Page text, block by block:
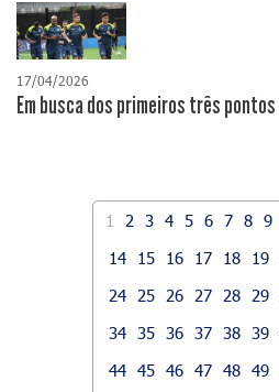
17/04/2026
​Em busca dos primeiros três pontos
1 2 3 4 5 6 7 8 9
14
15 16 17 18 19
24
25 26 27 28 29
34
35 36 37 38 39
44 45 46 47 48 49